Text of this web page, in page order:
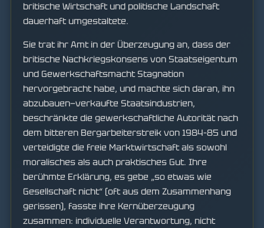
britische Wirtschaft und politische Landschaft
dauerhaft umgestaltete.
Sie trat ihr Amt in der Überzeugung an, dass der
britische Nachkriegskonsens von Staatseigentum
und Gewerkschaftsmacht Stagnation
hervorgebracht habe, und machte sich daran, ihn
abzubauen—verkaufte Staatsindustrien,
beschränkte die gewerkschaftliche Autorität nach
dem bitteren Bergarbeiterstreik von 1984–85 und
verteidigte die freie Marktwirtschaft als sowohl
moralisches als auch praktisches Gut. Ihre
berühmte Erklärung, es gebe „so etwas wie
Gesellschaft nicht“ (oft aus dem Zusammenhang
gerissen), fasste ihre Kernüberzeugung
zusammen: individuelle Verantwortung, nicht